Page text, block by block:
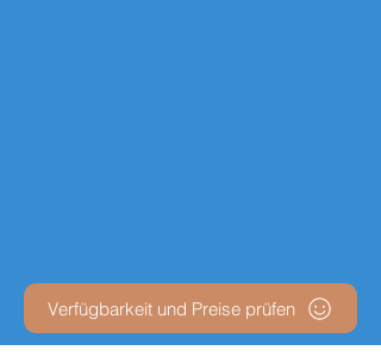
Verfügbarkeit und Preise prüfen